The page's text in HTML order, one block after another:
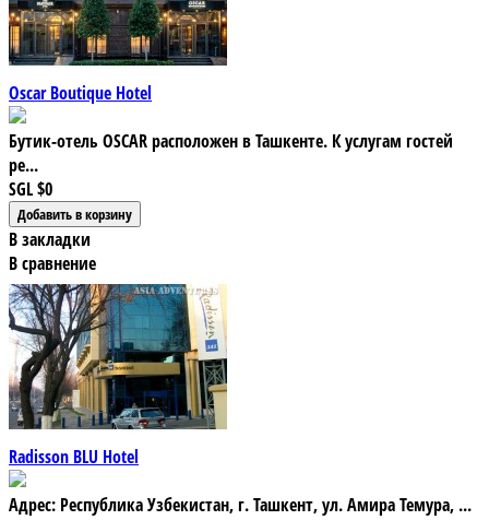
Oscar Boutique Hotel
Бутик-отель OSCAR расположен в Ташкенте. К услугам гостей
ре...
SGL$0
В закладки
В сравнение
Radisson BLU Hotel
Адрес: Республика Узбекистан, г. Ташкент, ул. Амира Темура, ...